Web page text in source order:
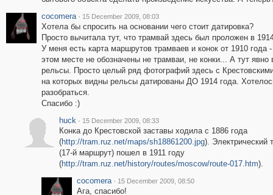
cocomera · 15 December 2009, 08:03
Хотела бы спросить на основании чего стоит датировка?
Просто вычитала тут, что трамвай здесь был проложен в
У меня есть карта маршрутов трамваев и конок от 1910 года
этом месте не обозначены не трамваи, не конки... А тут явно
рельсы. Просто целый ряд фотографий здесь с
на которых видны рельсы датированы ДО 1914 года.
разобраться.
Спасибо :)
huck · 15 December 2009, 08:33
Конка до Крестовской заставы ходила с 1886 года
(http://tram.ruz.net/maps/sh18861200.jpg). Электрический
(17-й маршрут) пошел в 1911 году
(http://tram.ruz.net/history/routes/moscow/route-017.htm).
cocomera · 15 December 2009, 08:50
Ага, спасибо!